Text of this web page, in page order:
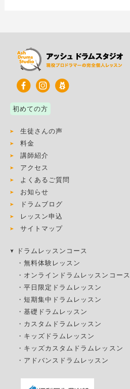
初めての方
生徒さんの声
料金
講師紹介
アクセス
よくあるご質問
お知らせ
ドラムブログ
レッスン申込
サイトマップ
ドラムレッスンコース
・無料体験レッスン
・ オンラインドラムレッスンコース
・平日限定ドラムレッスン
・短期集中ドラムレッスン
・基礎ドラムレッスン
・ カスタムドラムレッスン
・ キッズドラムレッスン
・ キッズカスタムドラムレッスン
・ アドバンスドラムレッスン